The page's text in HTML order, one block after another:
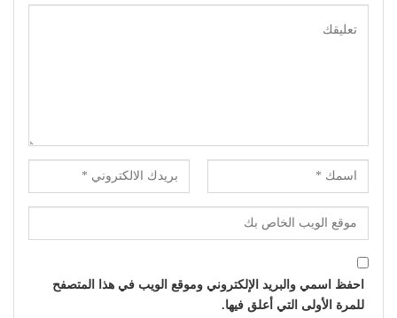
احفظ اسمي والبريد الإلكتروني وموقع الويب في هذا المتصفح
للمرة الأولى التي أعلق فيها.